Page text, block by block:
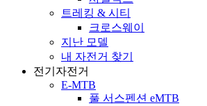
트레킹 & 시티
크로스웨이
지난 모델
내 자전거 찾기
전기자전거
E-MTB
풀 서스펜션 eMTB